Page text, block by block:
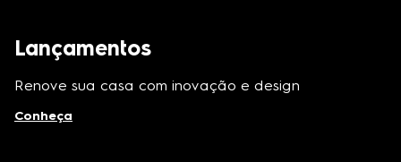
Lançamentos
Renove sua casa com inovação e design
Conheça